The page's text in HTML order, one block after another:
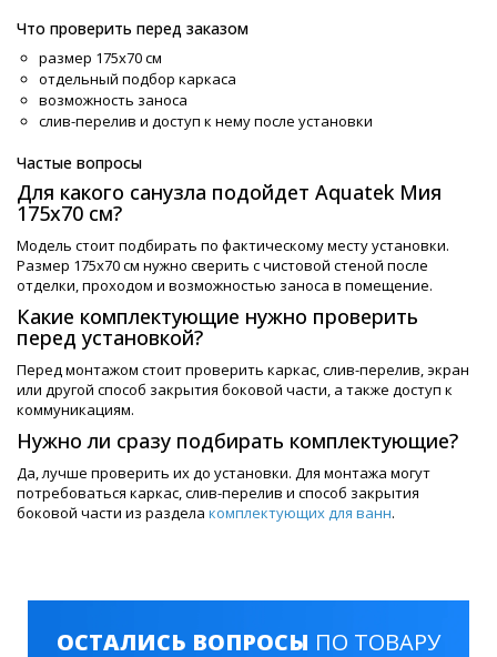
Что проверить перед заказом
размер 175х70 см
отдельный подбор каркаса
возможность заноса
слив-перелив и доступ к нему после установки
Частые вопросы
Для какого санузла подойдет Aquatek Мия
175х70 см?
Модель стоит подбирать по фактическому месту установки.
Размер 175х70 см нужно сверить с чистовой стеной после
отделки, проходом и возможностью заноса в помещение.
Какие комплектующие нужно проверить
перед установкой?
Перед монтажом стоит проверить каркас, слив-перелив, экран
или другой способ закрытия боковой части, а также доступ к
коммуникациям.
Нужно ли сразу подбирать комплектующие?
Да, лучше проверить их до установки. Для монтажа могут
потребоваться каркас, слив-перелив и способ закрытия
боковой части из раздела комплектующих для ванн.
ОСТАЛИСЬ ВОПРОСЫ ПО ТОВАРУ